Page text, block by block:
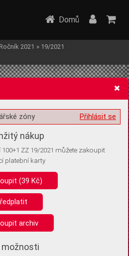
volitelných informací
ukládat žádné informace
vás ale požádali o souhlas s
jedná o stejné zařízení, a
Domů
Ročník 2021 » 19/2021
Přihlásit se
zóny
nákup
100+1 ZZ 19/2021 můžete zakoupit
platební karty
(39 Kč)
archiv
možnosti